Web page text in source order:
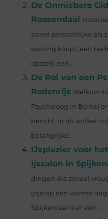
De Onmisbare
Roosendaal
zowel persoonlijke als
woning koopt, een
opstelt, een...
De Rol van een
Rodenrijs Welkom
Psycholoog in Berkel
bericht. In dit artikel
belangrijke...
IJsplezier voor
Ijssalon in
dingen die zoveel
ijsje op een warme
Spijkenisse is er één...